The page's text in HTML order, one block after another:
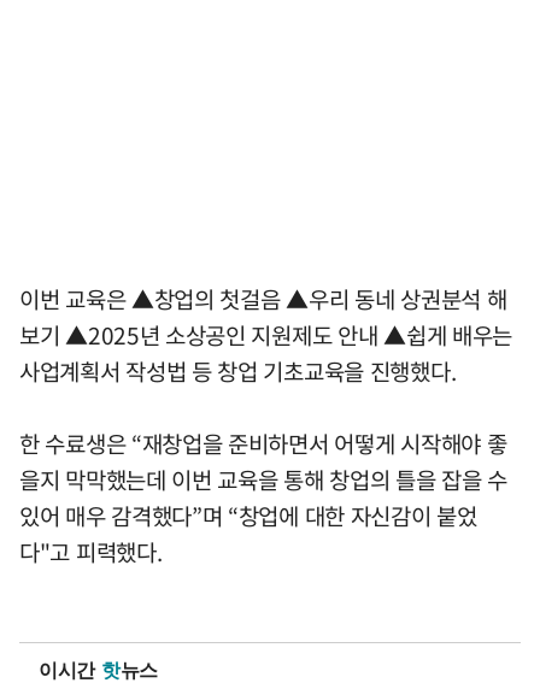
이번 교육은 ▲창업의 첫걸음 ▲우리 동네 상권분석 해
보기 ▲2025년 소상공인 지원제도 안내 ▲쉽게 배우는
사업계획서 작성법 등 창업 기초교육을 진행했다.
한 수료생은 “재창업을 준비하면서 어떻게 시작해야 좋
을지 막막했는데 이번 교육을 통해 창업의 틀을 잡을 수
있어 매우 감격했다”며 “창업에 대한 자신감이 붙었
다"고 피력했다.
이시간 핫뉴스